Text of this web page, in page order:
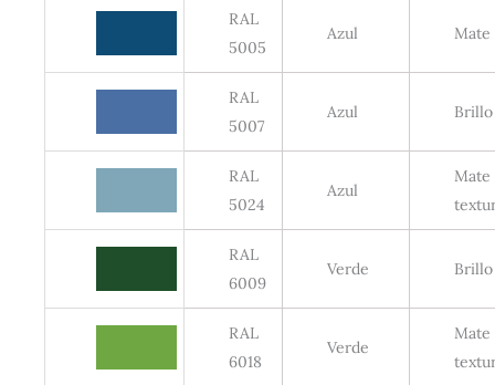
RAL
5005
Azul Mate
RAL
5007
Azul Brillo
RAL
5024
Azul
Mate
RAL
6009
Verde Brillo
RAL
6018
Verde
Mate